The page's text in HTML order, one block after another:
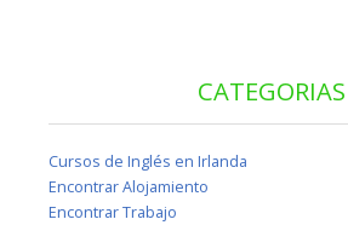
CATEGORIAS
Cursos de Inglés en Irlanda
Encontrar Alojamiento
Encontrar Trabajo